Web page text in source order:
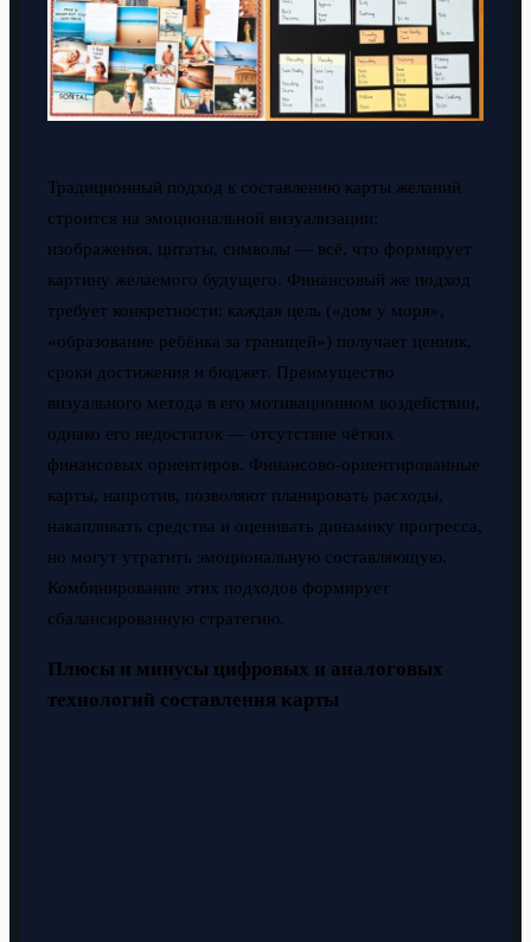
Традиционный подход к составлению карты желаний
строится на эмоциональной визуализации:
изображения, цитаты, символы — всё, что формирует
картину желаемого будущего. Финансовый же подход
требует конкретности: каждая цель («дом у моря»,
«образование ребёнка за границей») получает ценник,
сроки достижения и бюджет. Преимущество
визуального метода в его мотивационном воздействии,
однако его недостаток — отсутствие чётких
финансовых ориентиров. Финансово-ориентированные
карты, напротив, позволяют планировать расходы,
накапливать средства и оценивать динамику прогресса,
но могут утратить эмоциональную составляющую.
Комбинирование этих подходов формирует
сбалансированную стратегию.
Плюсы и минусы цифровых и аналоговых
технологий составления карты